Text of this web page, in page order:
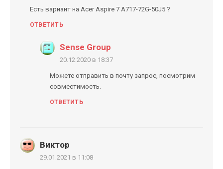
Есть вариант на Acer Aspire 7 A717-72G-50J5 ?
ОТВЕТИТЬ
Sense Group
20.12.2020 в 18:37
Можете отправить в почту запрос, посмотрим
совместимость.
ОТВЕТИТЬ
Виктор
29.01.2021 в 11:08